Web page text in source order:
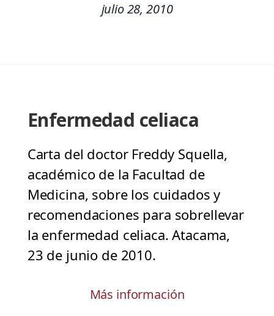
julio 28, 2010
Enfermedad celiaca
Carta del doctor Freddy Squella,
académico de la Facultad de
Medicina, sobre los cuidados y
recomendaciones para sobrellevar
la enfermedad celiaca. Atacama,
23 de junio de 2010.
Más información